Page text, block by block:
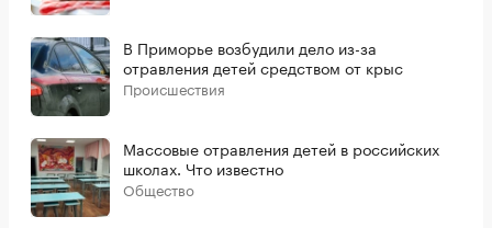
В Приморье возбудили дело из-за
отравления детей средством от крыс
Происшествия
Массовые отравления детей в российских
школах. Что известно
Общество